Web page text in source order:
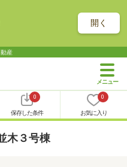
開く
産
0
保存した条件
0
お気に入り
木３号棟